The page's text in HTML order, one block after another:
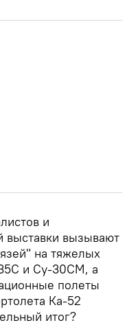
и
выставки вызывают
на тяжелых
и Су-30СМ, а
полеты
Ка-52
итог?